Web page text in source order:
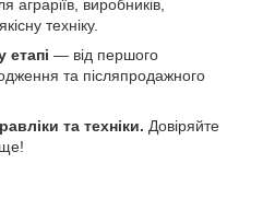
аграріїв, виробників,
техніку.
етапі — від першого
та післяпродажного
та техніки. Довіряйте